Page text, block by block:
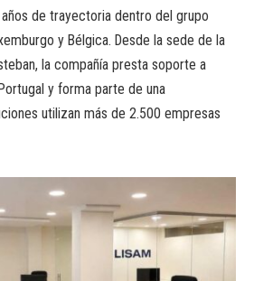
de trayectoria dentro del grupo
y Bélgica. Desde la sede de la
la compañía presta soporte a
y forma parte de una
utilizan más de 2.500 empresas